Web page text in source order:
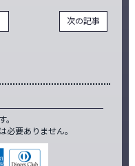
次の記事
必要ありません。